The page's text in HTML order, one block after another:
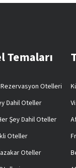
Temaları
Otelleri
Dahil Oteller
Şey Dahil Oteller
Oteller
Oteller